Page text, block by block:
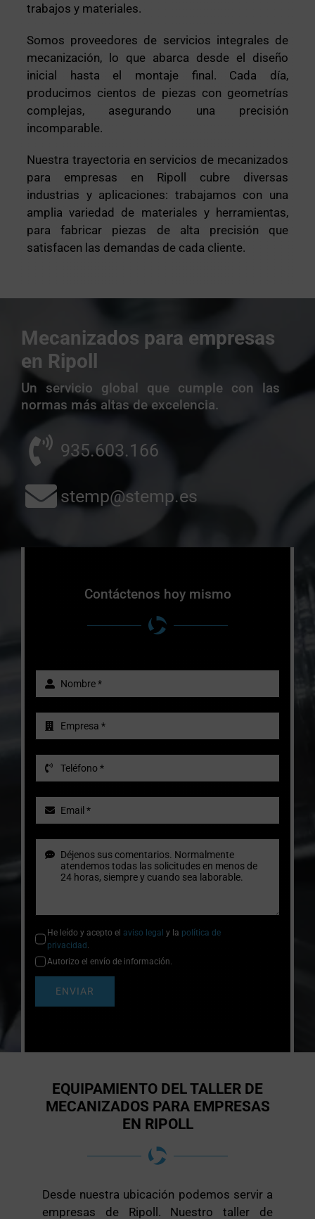
trabajos y materiales.
Somos proveedores de servicios integrales de
mecanización, lo que abarca desde el diseño
inicial hasta el montaje final. Cada día,
producimos cientos de piezas con geometrías
complejas, asegurando una precisión
incomparable.
Nuestra trayectoria en servicios de mecanizados
para empresas en Ripoll cubre diversas
industrias y aplicaciones: trabajamos con una
amplia variedad de materiales y herramientas,
para fabricar piezas de alta precisión que
satisfacen las demandas de cada cliente.
Mecanizados para empresas
en Ripoll
Un servicio global que cumple con las
normas más altas de excelencia.
935.603.166
stemp@stemp.es
Contáctenos hoy mismo
He leído y acepto el aviso legal y la política de
privacidad .
Autorizo el envío de información.
ENVIAR
EQUIPAMIENTO DEL TALLER DE
MECANIZADOS PARA EMPRESAS
EN RIPOLL
Desde nuestra ubicación podemos servir a
empresas de Ripoll. Nuestro taller de